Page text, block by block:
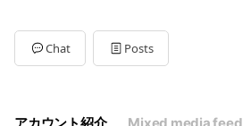
Chat Posts